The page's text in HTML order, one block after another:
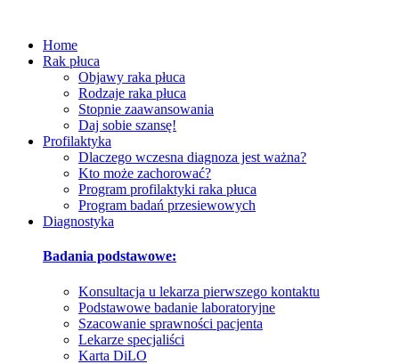
Home
Rak płuca
Objawy raka płuca
Rodzaje raka płuca
Stopnie zaawansowania
Daj sobie szansę!
Profilaktyka
Dlaczego wczesna diagnoza jest ważna?
Kto może zachorować?
Program profilaktyki raka płuca
Program badań przesiewowych
Diagnostyka
Badania podstawowe:
Konsultacja u lekarza pierwszego kontaktu
Podstawowe badanie laboratoryjne
Szacowanie sprawności pacjenta
Lekarze specjaliści
Karta DiLO